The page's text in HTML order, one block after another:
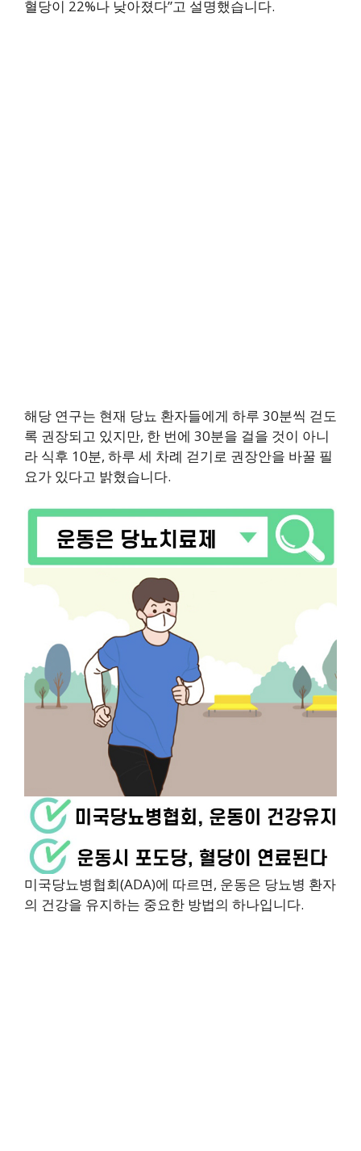
혈당이 22%나 낮아졌다”고 설명했습니다.
해당 연구는 현재 당뇨 환자들에게 하루 30분씩 걷도
록 권장되고 있지만, 한 번에 30분을 걸을 것이 아니
라 식후 10분, 하루 세 차례 걷기로 권장안을 바꿀 필
요가 있다고 밝혔습니다.
미국당뇨병협회(ADA)에 따르면, 운동은 당뇨병 환자
의 건강을 유지하는 중요한 방법의 하나입니다.